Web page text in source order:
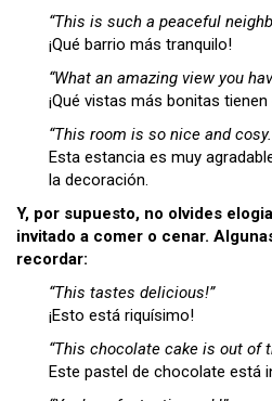
“This is such a peaceful
¡Qué barrio más tranquilo!
“What an amazing view you
¡Qué vistas más bonitas
“This room is so nice and
Esta estancia es muy
la decoración.
Y, por supuesto, no olvides
invitado a comer o cenar.
recordar:
“This tastes delicious!”
¡Esto está riquísimo!
“This chocolate cake is out of
Este pastel de chocolate está